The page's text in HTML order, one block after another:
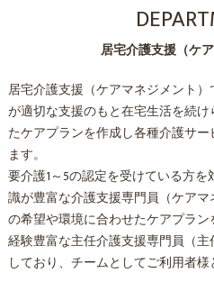
居宅介護支援（ケ
居宅介護支援（ケアマネジメント
が適切な支援のもと在宅生活を続
たケアプランを作成し各種介護サ
ます。
要介護1～5の認定を受けている方
識が豊富な介護支援専門員（ケア
の希望や環境に合わせたケアプラン
経験豊富な主任介護支援専門員（
しており、チームとしてご利用者様